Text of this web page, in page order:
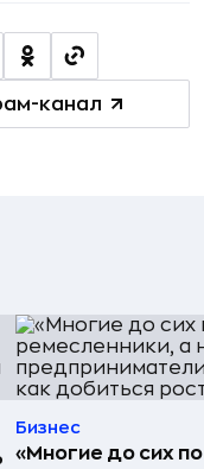
канал
Бизнес
«Многие до сих